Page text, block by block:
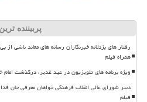
پربیننده
رفتار های بزدلانه خبرنگاران رسانه های معاند ناشی
همراه فیلم
ویژه برنامه های تلویزیون در عید غدیر، درگذشت امام خمینی
دبیر شورای عالی انقلاب فرهنگی خواهان معرفی جان
فیلم